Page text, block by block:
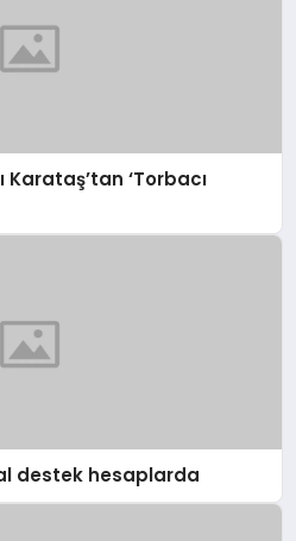
Karataş’tan ‘Torbacı
destek hesaplarda